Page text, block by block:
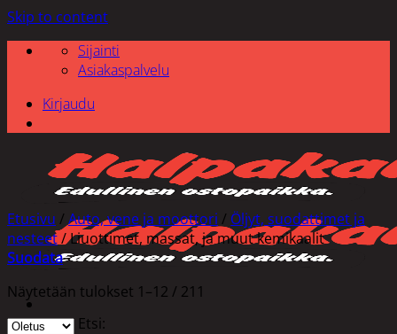
Skip to content
Sijainti
Asiakaspalvelu
Kirjaudu
Etsi:
Etusivu / Auto, vene ja moottori / Öljyt, suodattimet ja
nesteet/Liuottimet, massat, ja muut kemikaalit
Suodata
Näytetään tulokset 1–12 / 211